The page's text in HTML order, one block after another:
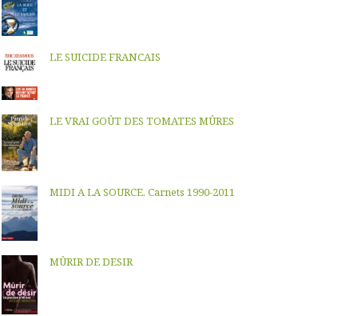
LE SUICIDE FRANCAIS
LE VRAI GOÛT DES TOMATES MÛRES
MIDI A LA SOURCE, Carnets 1990-2011
MÛRIR DE DESIR